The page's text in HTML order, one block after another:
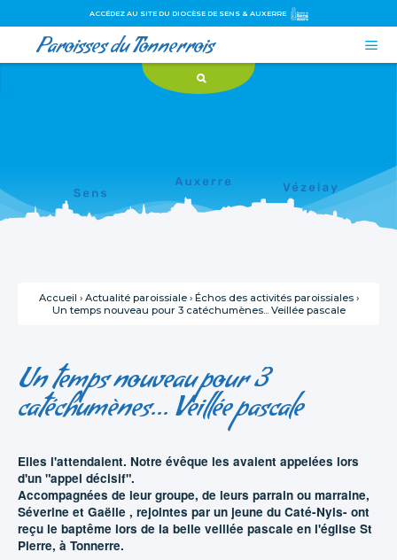
contenu.
ACCÉDEZ AU SITE DU DIOCÈSE DE SENS & AUXERRE
Paroisses du Tonnerrois 
Accueil › Actualité paroissiale › Échos des activités paroissiales ›
Un temps nouveau pour 3 catéchumènes... Veillée pascale
Un temps nouveau pour 3
catéchumènes... Veillée pascale
Elles l'attendaient. Notre évêque les avaient appelées lors
d'un "appel décisif".
Accompagnées de leur groupe, de leurs parrain ou marraine,
Séverine et Gaëlle , rejointes par un jeune du Caté-Nyls- ont
reçu le baptême lors de la belle veillée pascale en l'église St
Pierre, à Tonnerre.